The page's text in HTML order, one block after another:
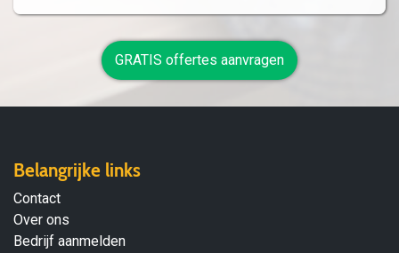
GRATIS offertes aanvragen
Belangrijke links
Contact
Over ons
Bedrijf aanmelden